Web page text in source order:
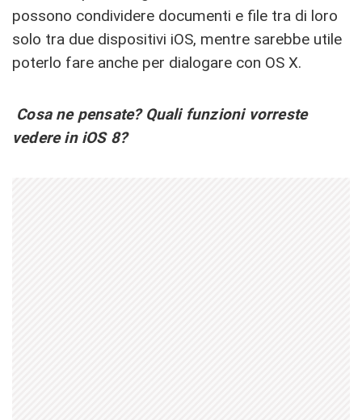
possono condividere documenti e file tra di loro
solo tra due dispositivi iOS, mentre sarebbe utile
poterlo fare anche per dialogare con OS X.
Cosa ne pensate? Quali funzioni vorreste
vedere in iOS 8?